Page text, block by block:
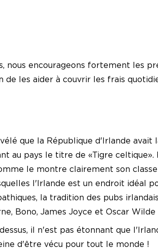
nous encourageons fortement les
de les aider à couvrir les frais
que la République d'Irlande
au pays le titre de «Tigre
le montre clairement son
l'Irlande est un endroit idéal
la tradition des pubs
Bono, James Joyce et Oscar
il n'est pas étonnant que
d'être vécu pour tout le monde !